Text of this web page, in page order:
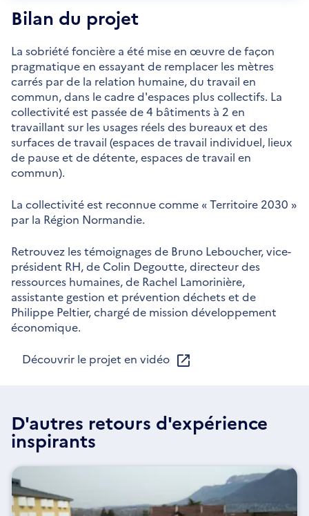
Bilan du projet
La sobriété foncière a été mise en œuvre de façon
pragmatique en essayant de remplacer les mètres
carrés par de la relation humaine, du travail en
commun, dans le cadre d'espaces plus collectifs. La
collectivité est passée de 4 bâtiments à 2 en
travaillant sur les usages réels des bureaux et des
surfaces de travail (espaces de travail individuel, lieux
de pause et de détente, espaces de travail en
commun).
La collectivité est reconnue comme « Territoire 2030 »
par la Région Normandie.
Retrouvez les témoignages de Bruno Leboucher, vice-
président RH, de Colin Degoutte, directeur des
ressources humaines, de Rachel Lamorinière,
assistante gestion et prévention déchets et de
Philippe Peltier, chargé de mission développement
économique.
Découvrir le projet en vidéo
D'autres retours d'expérience
inspirants